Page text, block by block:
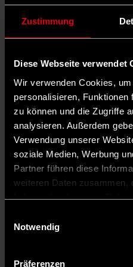
Zustimmung
Diese Webseite verwendet
Wir verwenden Cookies,
personalisieren, Funktionen
zu können und die Zugriffe
analysieren. Außerdem
Verwendung unserer
soziale Medien, Werbung
Partner führen diese
weiteren Daten zusammen,
Notwendig
Präferenzen